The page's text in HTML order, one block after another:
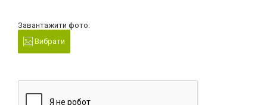
Завантажити фото:
Вибрати